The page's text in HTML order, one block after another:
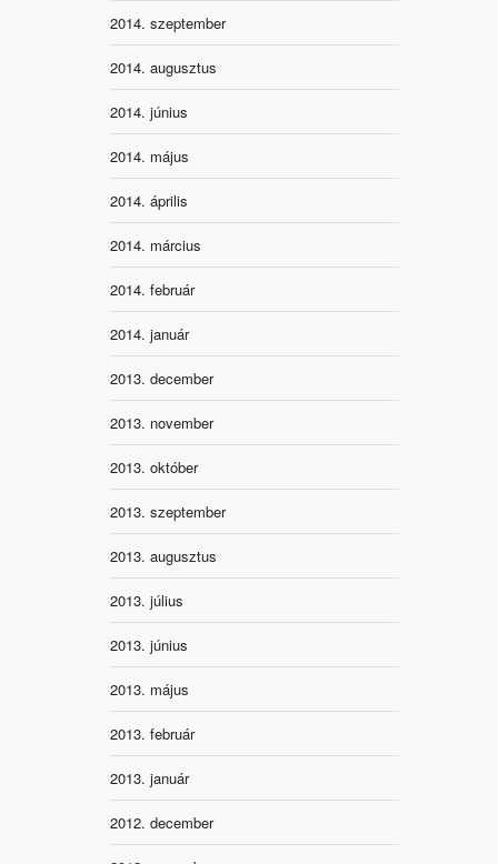
2014. szeptember
2014. augusztus
2014. június
2014. május
2014. április
2014. március
2014. február
2014. január
2013. december
2013. november
2013. október
2013. szeptember
2013. augusztus
2013. július
2013. június
2013. május
2013. február
2013. január
2012. december